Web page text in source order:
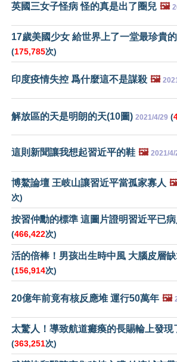
英國三女子怪病 怪的真是出了圈兒 🖼️
17歲美國少女 給世界上了一堂最珍貴
(175,785次)
印度疫情失控 爲什麼這不是謀殺 🖼️
解放區的天是明朗的天(10圖) 2021/4/29 (
這則新聞讓我想起習近平的鞋 🖼️ 2021/4/
博鰲論壇 王岐山讓習近平當孤家寡人
次)
按習仲勳的標準 這圖片證明習近平已
(466,422次)
活的倍棒！男孩出生時中風 大腦皮層
(156,914次)
20億年前竟有核反應堆 運行50萬年 🖼️
太驚人！導致航道癱瘓的長賜輪上發現
(363,251次)